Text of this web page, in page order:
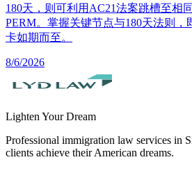
180天，则可利用AC21法案跳槽至相
PERM。掌握关键节点与180天法则
卡如期而至。
8/6/2026
Lighten Your Dream
Professional immigration law services in
clients achieve their American dreams.